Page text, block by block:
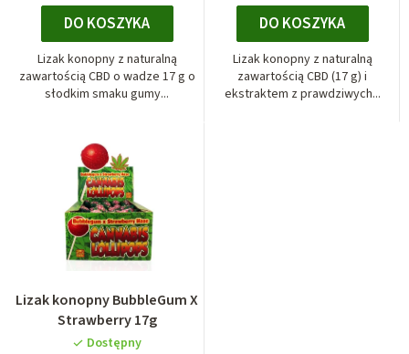
DO KOSZYKA
Lizak konopny z naturalną
zawartością CBD o wadze 17 g o
słodkim smaku gumy...
DO KOSZYKA
Lizak konopny z naturalną
zawartością CBD (17 g) i
ekstraktem z prawdziwych...
Lizak konopny BubbleGum X
Strawberry 17g
Dostępny